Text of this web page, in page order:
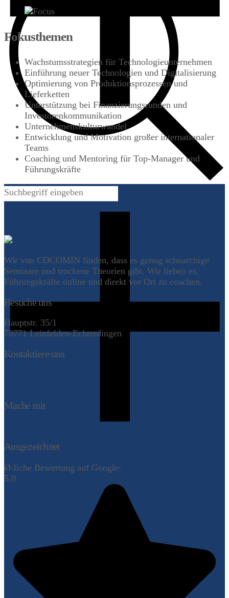
Fokusthemen
Wachstumsstrategien für Technologieunternehmen
Einführung neuer Technologien und Digitalisierung
Optimierung von Produktionsprozessen und
Lieferketten
Unterstützung bei Finanzierungsrunden und
Investorenkommunikation
Unternehmenskulturwandel
Entwicklung und Motivation großer internationaler
Teams
Coaching und Mentoring für Top-Manager und
Führungskräfte
Wir von COCOMIN finden, dass es genug schnarchige
Seminare und trockene Theorien gibt. Wir lieben es,
Führungskräfte online und direkt vor Ort zu coachen.
Besuche uns
Hauptstr. 35/1
70771 Leinfelden-Echterdingen
Kontaktiere uns
Mache mit
Ausgezeichnet
Ø-liche Bewertung auf Google:
5.0